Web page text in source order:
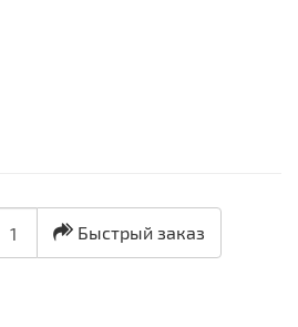
Быстрый заказ